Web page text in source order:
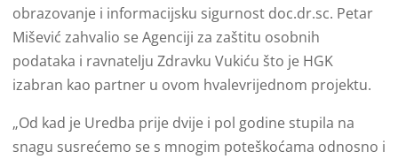
obrazovanje i informacijsku sigurnost doc.dr.sc. Petar
Mišević zahvalio se Agenciji za zaštitu osobnih
podataka i ravnatelju Zdravku Vukiću što je HGK
izabran kao partner u ovom hvalevrijednom projektu.
„Od kad je Uredba prije dvije i pol godine stupila na
snagu susrećemo se s mnogim poteškoćama odnosno i